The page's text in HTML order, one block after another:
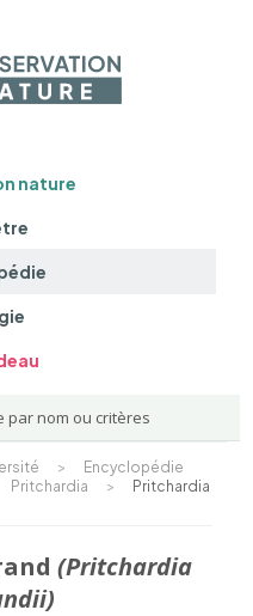
nature
par nom ou critères
>
Encyclopédie
Pritchardia >
Pritchardia
(Pritchardia